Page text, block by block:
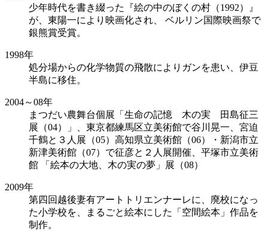
少年時代を書き綴った『絵の中のぼくの村（1992）』
が、東陽一により映画化され、 ベルリン国際映画祭で
銀熊賞受賞。
1998年
処分場からの化学物質の飛散によりガンを患い、伊豆
半島に移住。
2004～08年
まつだい農舞台個展「生命の記憶 木の実 田島征三
展（04）」、東京都練馬区立美術館で谷川晃一、宮迫
千鶴と３人展（05）高知県立美術館（06）・新潟市立
新津美術館（07）で征彦と２人展開催、平塚市立美術
館 「絵本の大地、木の実の夢」展（08）
2009年
第四回越後妻有アートトリエンナーレに、廃校になっ
た小学校を、まるごと絵本にした「空間絵本」作品を
制作。